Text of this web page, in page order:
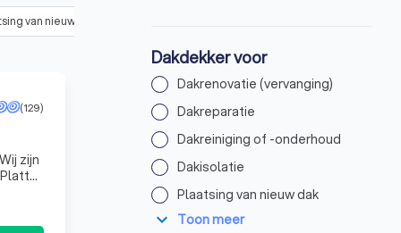
van nieuw dak
(129)
zijn
Dakdekker voor
Dakrenovatie (vervanging)
Dakreparatie
Dakreiniging of -onderhoud
Dakisolatie
Plaatsing van nieuw dak
expand_more Toon meer